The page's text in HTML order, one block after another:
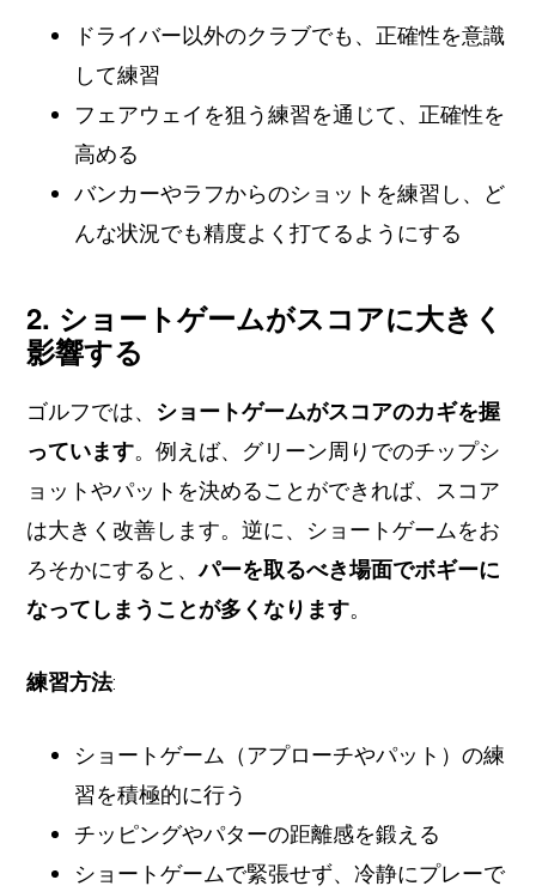
ドライバー以外のクラブでも、正確性を意識
して練習
フェアウェイを狙う練習を通じて、正確性を
高める
バンカーやラフからのショットを練習し、ど
んな状況でも精度よく打てるようにする
2. ショートゲームがスコアに大きく
影響する
ゴルフでは、 ショートゲームがスコアのカギを握
っています。例えば、グリーン周りでのチップシ
ョットやパットを決めることができれば、スコア
は大きく改善します。逆に、ショートゲームをお
ろそかにすると、パーを取るべき場面でボギーに
なってしまうことが多くなります。
練習方法:
ショートゲーム（アプローチやパット）の練
習を積極的に行う
チッピングやパターの距離感を鍛える
ショートゲームで緊張せず、冷静にプレーで